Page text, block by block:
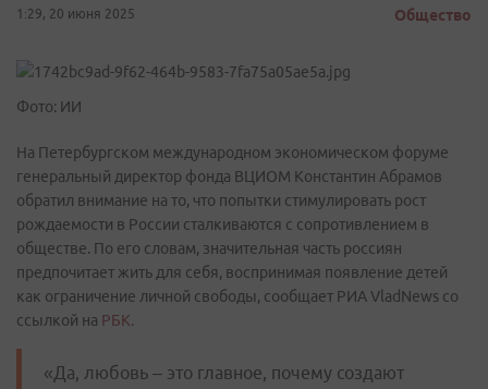
1:29, 20 июня 2025 Общество
Фото: ИИ
На Петербургском международном экономическом форуме
генеральный директор фонда ВЦИОМ Константин Абрамов
обратил внимание на то, что попытки стимулировать рост
рождаемости в России сталкиваются с сопротивлением в
обществе. По его словам, значительная часть россиян
предпочитает жить для себя, воспринимая появление детей
как ограничение личной свободы, сообщает РИА VladNews со
ссылкой на РБК.
«Да, любовь – это главное, почему создают